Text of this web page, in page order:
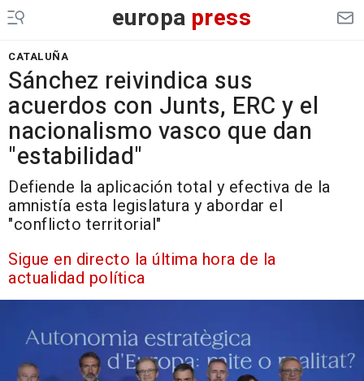
europa press
CATALUÑA
Sánchez reivindica sus
acuerdos con Junts, ERC y el
nacionalismo vasco que dan
"estabilidad"
Defiende la aplicación total y efectiva de la
amnistía esta legislatura y abordar el
"conflicto territorial"
Sigue en directo la última hora de la
actualidad política